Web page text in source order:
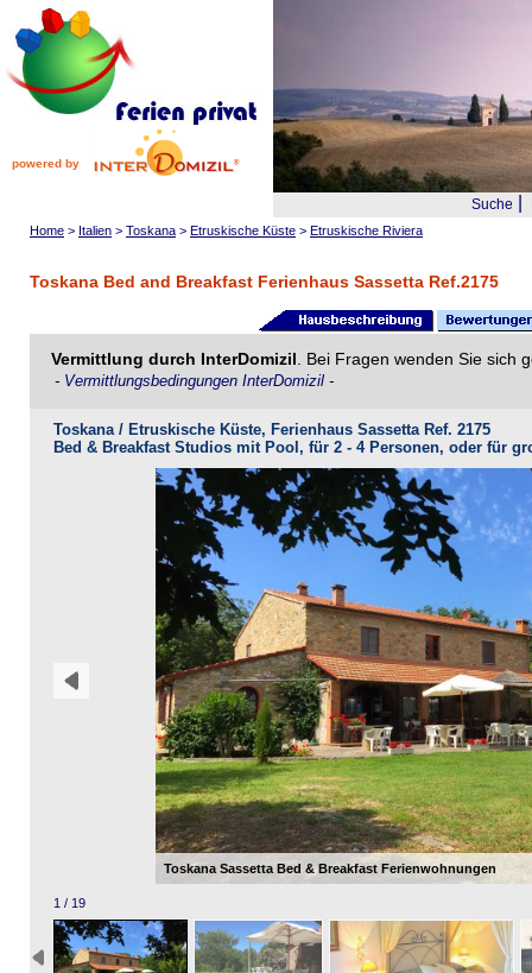
powered by
Suche
Home > Italien > Toskana > Etruskische Küste > Etruskische Riviera
Toskana Bed and Breakfast Ferienhaus Sassetta Ref.2175
Vermittlung durch InterDomizil . Bei Fragen wenden Sie sich
- Vermittlungsbedingungen InterDomizil -
Toskana / Etruskische Küste, Ferienhaus Sassetta Ref. 2175
Bed & Breakfast Studios mit Pool, für 2 - 4 Personen, oder für
Toskana Sassetta Bed & Breakfast Ferienwohnungen
1 / 19